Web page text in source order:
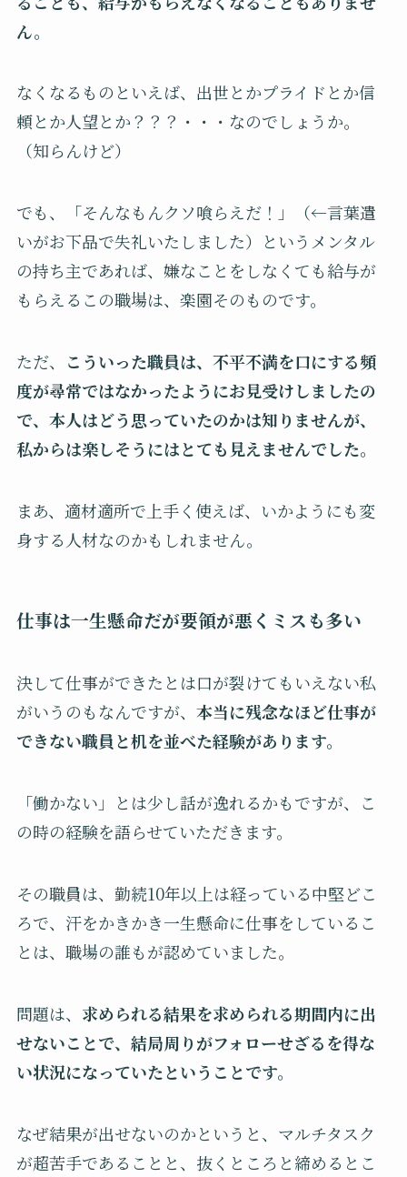
ん。
なくなるものといえば、出世とかプライドとか信
頼とか人望とか？？？・・・なのでしょうか。
（知らんけど）
でも、「そんなもんクソ喰らえだ！」（←言葉遣
いがお下品で失礼いたしました）というメンタル
の持ち主であれば、嫌なことをしなくても給与が
もらえるこの職場は、楽園そのものです。
ただ、
こういった職員は、不平不満を口にする頻
度が尋常ではなかったようにお見受けしましたの
で、本人はどう思っていたのかは知りませんが、
私からは楽しそうにはとても見えませんでした。
まあ、適材適所で上手く使えば、いかようにも変
身する人材なのかもしれません。
仕事は一生懸命だが要領が悪くミスも多い
決して仕事ができたとは口が裂けてもいえない私
がいうのもなんですが、 本当に残念なほど仕事が
できない職員と机を並べた経験があります。
「働かない」とは少し話が逸れるかもですが、こ
の時の経験を語らせていただきます。
その職員は、勤続10年以上は経っている中堅どこ
ろで、汗をかきかき一生懸命に仕事をしているこ
とは、職場の誰もが認めていました。
問題は、 求められる結果を求められる期間内に出
せないことで、結局周りがフォローせざるを得な
い状況になっていたということです。
なぜ結果が出せないのかというと、マルチタスク
が超苦手であることと、抜くところと締めるとこ